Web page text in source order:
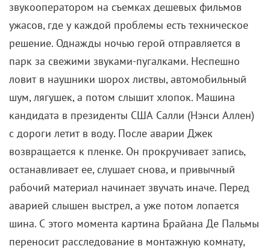
звукооператором на съемках дешевых фильмов
ужасов, где у каждой проблемы есть техническое
решение. Однажды ночью герой отправляется в
парк за свежими звуками-пугалками. Неспешно
ловит в наушники шорох листвы, автомобильный
шум, лягушек, а потом слышит хлопок. Машина
кандидата в президенты США Салли (Нэнси Аллен)
с дороги летит в воду. После аварии Джек
возвращается к пленке. Он прокручивает запись,
останавливает ее, слушает снова, и привычный
рабочий материал начинает звучать иначе. Перед
аварией слышен выстрел, а уже потом лопается
шина. С этого момента картина Брайана Де Пальмы
переносит расследование в монтажную комнату,